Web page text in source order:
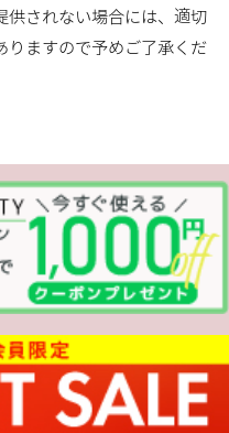
供されない場合には、適切
りますので予めご了承くだ